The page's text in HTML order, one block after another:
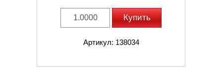
Купить
Артикул: 138034